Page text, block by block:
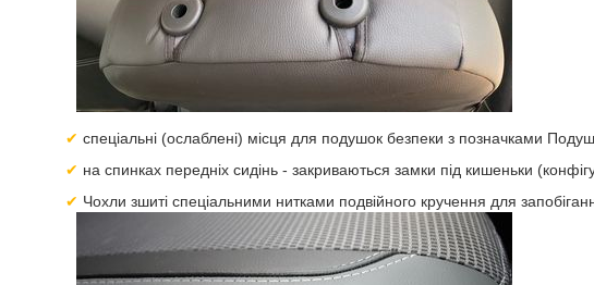
спеціальні (ослаблені) місця для подушок безпеки з позначками
на спинках передніх сидінь - закриваються замки під кишеньки
Чохли зшиті спеціальними нитками подвійного кручення для